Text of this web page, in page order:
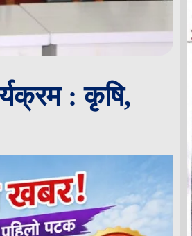
: कृषि,